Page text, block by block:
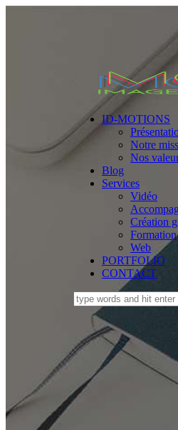
ID-MOTIONS
Notre
Nos
Blog
Services
Vidéo
Création
Formation
Web
PORTFOLIO
CONTACT